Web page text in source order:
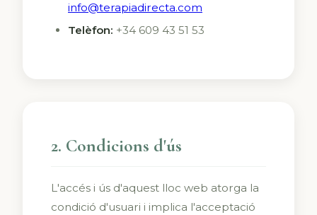
info@terapiadirecta.com
Telèfon: +34 609 43 51 53
2. Condicions d'ús
L'accés i ús d'aquest lloc web atorga la
condició d'usuari i implica l'acceptació